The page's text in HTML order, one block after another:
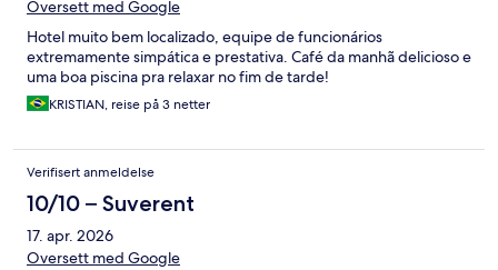
Oversett med Google
Hotel muito bem localizado, equipe de funcionários
extremamente simpática e prestativa. Café da manhã delicioso e
uma boa piscina pra relaxar no fim de tarde!
KRISTIAN, reise på 3 netter
Verifisert anmeldelse
10/10 – Suverent
17. apr. 2026
Oversett med Google